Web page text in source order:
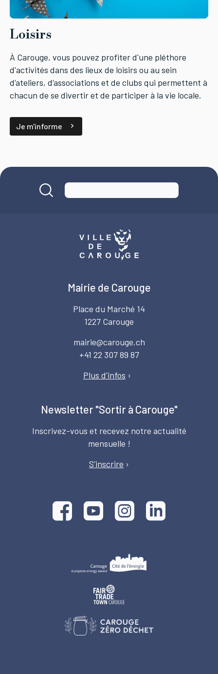
Loisirs
À Carouge, vous pouvez profiter d'une pléthore
d'activités dans des lieux de loisirs ou au sein
d’ateliers, d’associations et de clubs qui permettent à
chacun de se divertir et de participer à la vie locale.
Je m'informe
Mairie de Carouge
Place du Marché 14
1227 Carouge
mairie@carouge.ch
+41 22 307 89 87
Plus d'infos ›
Newsletter "Sortir à Carouge"
Inscrivez-vous et recevez notre actualité
mensuelle !
S'inscrire ›